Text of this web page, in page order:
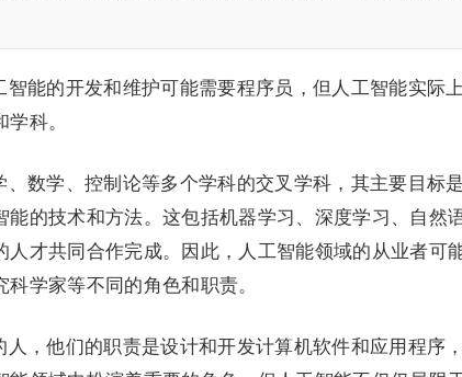
智能的开发和维护可能需要程序员，但人工智能实际
科。
、数学、控制论等多个学科的交叉学科，其主要目标
的技术和方法。这包括机器学习、深度学习、自然
才共同合作完成。因此，人工智能领域的从业者可
学家等不同的角色和职责。
，他们的职责是设计和开发计算机软件和应用程序